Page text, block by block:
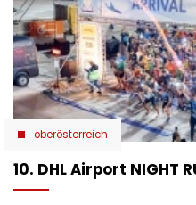
oberösterreich
10. DHL Airport NIGHT